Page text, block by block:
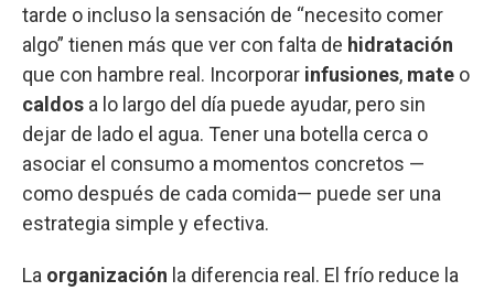
tarde o incluso la sensación de “necesito comer
algo” tienen más que ver con falta de hidratación
que con hambre real. Incorporar infusiones, mate o
caldos a lo largo del día puede ayudar, pero sin
dejar de lado el agua. Tener una botella cerca o
asociar el consumo a momentos concretos —
como después de cada comida— puede ser una
estrategia simple y efectiva.
La organización la diferencia real. El frío reduce la